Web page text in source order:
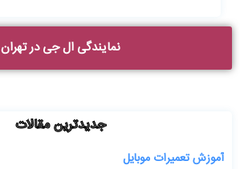
نمایندگی ال جی در تهران
جدیدترین مقالات
آموزش تعمیرات موبایل